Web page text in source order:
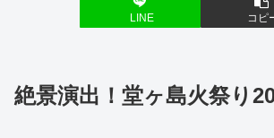
LINE コピ
絶景演出！堂ヶ島火祭り